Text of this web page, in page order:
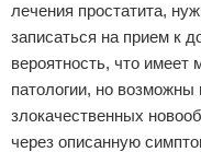
лечения простатита,
записаться на прием к
вероятность, что имеет
патологии, но возможны
злокачественных
через описанную